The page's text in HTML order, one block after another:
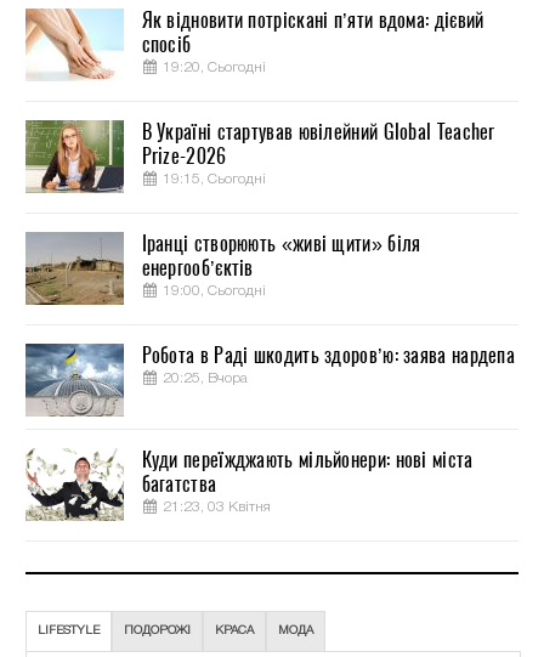
Як відновити потріскані п’яти вдома: дієвий
спосіб
19:20, Сьогодні
В Україні стартував ювілейний Global Teacher
Prize-2026
19:15, Сьогодні
Іранці створюють «живі щити» біля
енергооб’єктів
19:00, Сьогодні
Робота в Раді шкодить здоров’ю: заява нардепа
20:25, Вчора
Куди переїжджають мільйонери: нові міста
багатства
21:23, 03 Квітня
LIFESTYLE ПОДОРОЖІ КРАСА МОДА